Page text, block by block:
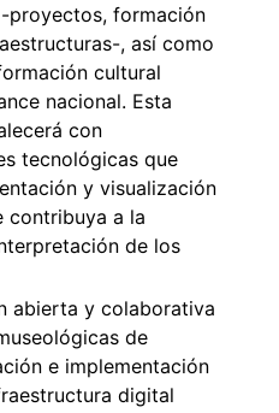
proyectos, formación
, así como
cultural
nacional. Esta
con
tecnológicas que
y visualización
contribuya a la
de los
abierta y colaborativa
de
e implementación
digital